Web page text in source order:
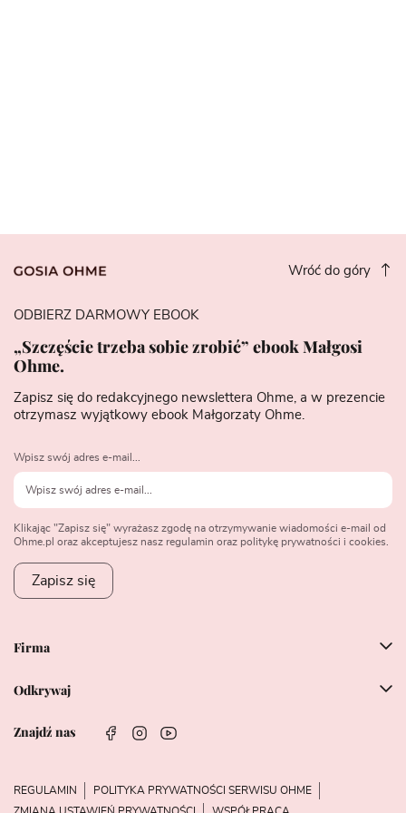
Wróć do góry
Firma
Odkrywaj
Znajdź nas
ODBIERZ DARMOWY EBOOK
„Szczęście trzeba sobie zrobić” ebook Małgosi
Ohme.
Zapisz się do redakcyjnego newslettera Ohme, a w prezencie
otrzymasz wyjątkowy ebook Małgorzaty Ohme.
Wpisz swój adres e-mail...
Klikając "Zapisz się" wyrażasz zgodę na otrzymywanie wiadomości e-mail od
Ohme.pl oraz akceptujesz nasz regulamin oraz politykę prywatności i cookies.
Zapisz się
REGULAMIN
POLITYKA PRYWATNOŚCI SERWISU OHME